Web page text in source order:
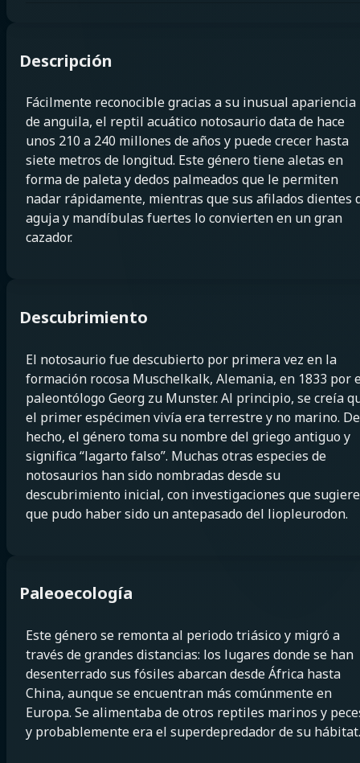
Descripción
Fácilmente reconocible gracias a su inusual apariencia
de anguila, el reptil acuático notosaurio data de hace
unos 210 a 240 millones de años y puede crecer hasta
siete metros de longitud. Este género tiene aletas en
forma de paleta y dedos palmeados que le permiten
nadar rápidamente, mientras que sus afilados dientes
aguja y mandíbulas fuertes lo convierten en un gran
cazador.
Descubrimiento
El notosaurio fue descubierto por primera vez en la
formación rocosa Muschelkalk, Alemania, en 1833 por
paleontólogo Georg zu Munster. Al principio, se creía
el primer espécimen vivía era terrestre y no marino. De
hecho, el género toma su nombre del griego antiguo y
significa “lagarto falso”. Muchas otras especies de
notosaurios han sido nombradas desde su
descubrimiento inicial, con investigaciones que
que pudo haber sido un antepasado del liopleurodon.
Paleoecología
Este género se remonta al periodo triásico y migró a
través de grandes distancias: los lugares donde se han
desenterrado sus fósiles abarcan desde África hasta
China, aunque se encuentran más comúnmente en
Europa. Se alimentaba de otros reptiles marinos y
y probablemente era el superdepredador de su hábitat.